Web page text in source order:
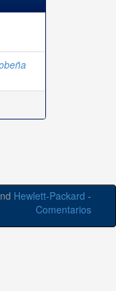
Hewlett-Packard -
Comentarios